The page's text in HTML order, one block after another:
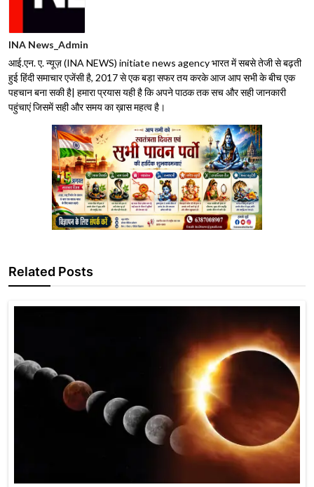
INA News_Admin
आई.एन. ए. न्यूज़ (INA NEWS) initiate news agency भारत में सबसे तेजी से बढ़ती
हुई हिंदी समाचार एजेंसी है, 2017 से एक बड़ा सफर तय करके आज आप सभी के बीच एक
पहचान बना सकी है| हमारा प्रयास यही है कि अपने पाठक तक सच और सही जानकारी
पहुंचाएं जिसमें सही और समय का ख़ास महत्व है।
Related Posts